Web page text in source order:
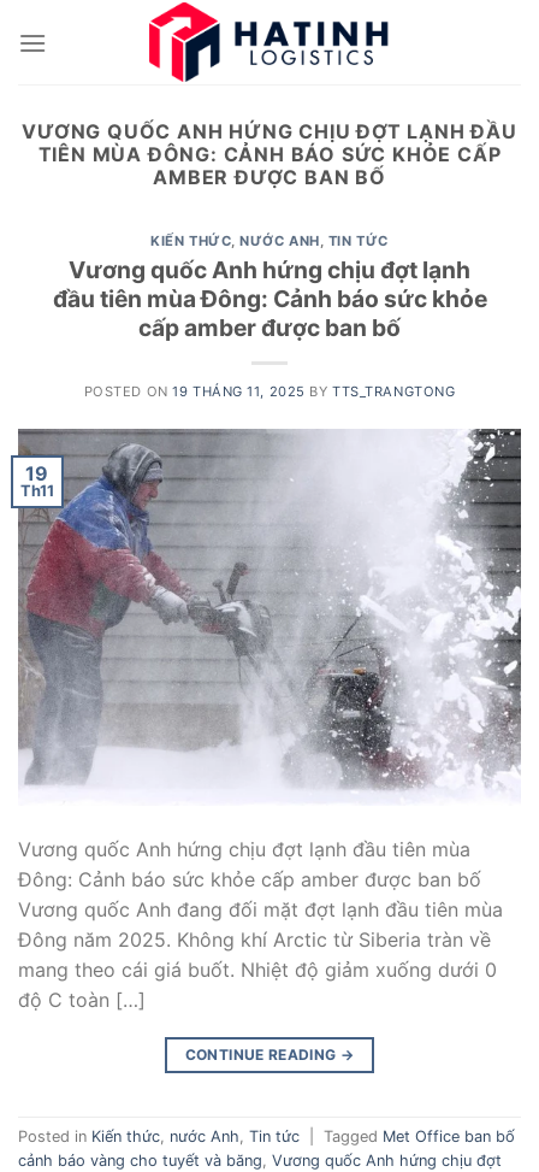
VƯƠNG QUỐC ANH HỨNG CHỊU ĐỢT LẠNH ĐẦU
TIÊN MÙA ĐÔNG: CẢNH BÁO SỨC KHỎE CẤP
AMBER ĐƯỢC BAN BỐ
KIẾN THỨC,NƯỚC ANH, TIN TỨC
Vương quốc Anh hứng chịu đợt lạnh
đầu tiên mùa Đông: Cảnh báo sức khỏe
cấp amber được ban bố
POSTED ON19 THÁNG 11, 2025 BYTTS_TRANGTONG
19
Th11
Vương quốc Anh hứng chịu đợt lạnh đầu tiên mùa
Đông: Cảnh báo sức khỏe cấp amber được ban bố
Vương quốc Anh đang đối mặt đợt lạnh đầu tiên mùa
Đông năm 2025. Không khí Arctic từ Siberia tràn về
mang theo cái giá buốt. Nhiệt độ giảm xuống dưới 0
độ C toàn […]
CONTINUE READING →
Posted in Kiến thức, nước Anh, Tin tức Tagged Met Office ban bố
cảnh báo vàng cho tuyết và băng, Vương quốc Anh hứng chịu đợt